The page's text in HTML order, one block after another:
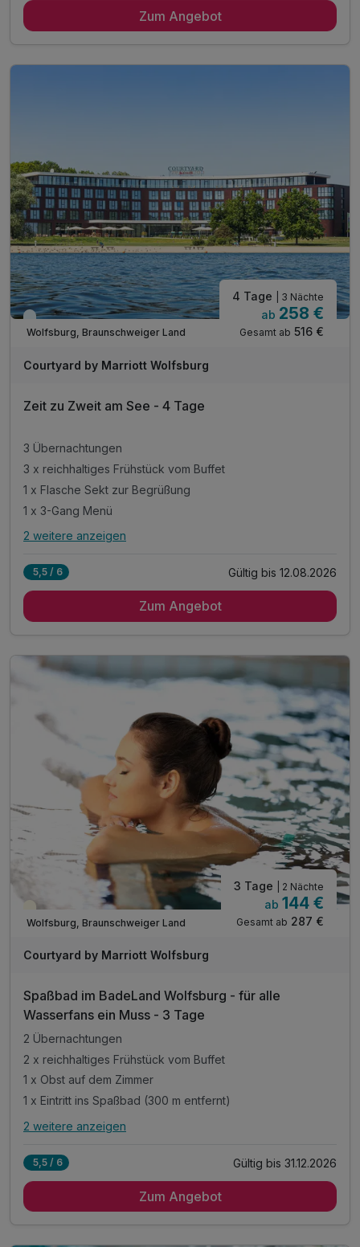
1 x reichhaltiges Frühstück vom Buffet
Zum Angebot
Kurzfristig verfügbar
Wolfsburg, Braunschweiger Land
4 Tage | 3 Nächte
ab 258 €
Gesamt ab 516 €
Courtyard by Marriott Wolfsburg
Zeit zu Zweit am See - 4 Tage
3 Übernachtungen
3 x reichhaltiges Frühstück vom Buffet
1 x Flasche Sekt zur Begrüßung
1 x 3-Gang Menü
Alle Inklusivleistungen
3 x reichhaltiges Frühstück vom Buffet
inkl. WLAN
inkl. Aktivzeit in unserem Fitnessraum
2 weitere anzeigen
5,5 / 6 Gültig bis 12.08.2026
Zum Angebot
Teilweise ausgelastet
Wolfsburg, Braunschweiger Land
3 Tage | 2 Nächte
ab 144 €
Gesamt ab 287 €
Courtyard by Marriott Wolfsburg
Spaßbad im BadeLand Wolfsburg - für alle
Wasserfans ein Muss - 3 Tage
2 Übernachtungen
2 x reichhaltiges Frühstück vom Buffet
1 x Obst auf dem Zimmer
1 x Eintritt ins Spaßbad (300 m entfernt)
Alle Inklusivleistungen
2 x reichhaltiges Frühstück vom Buffet
2 weitere anzeigen
5,5 / 6 Gültig bis 31.12.2026
Zum Angebot